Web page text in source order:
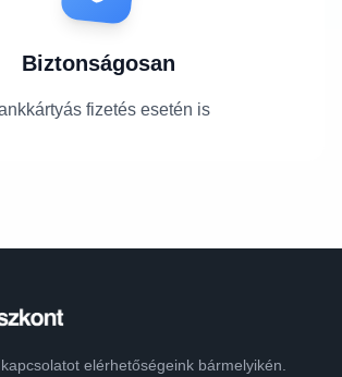
Biztonságosan
fizetés esetén is
elérhetőségeink bármelyikén.